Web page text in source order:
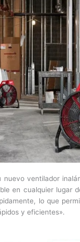
nuevo ventilador
en cualquier lugar
lo que
y eficientes».